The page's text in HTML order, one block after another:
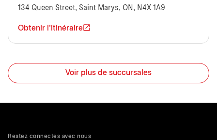
134 Queen Street, Saint Marys, ON, N4X 1A9
Obtenir l'itinéraire
Voir plus de succursales
Restez connectés avec nous